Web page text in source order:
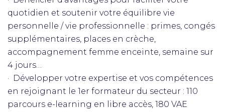
quotidien et soutenir votre équilibre vie
personnelle / vie professionnelle : primes, congés
supplémentaires, places en crèche,
accompagnement femme enceinte, semaine sur
4 jours…
· Développer votre expertise et vos compétences
en rejoignant le 1er formateur du secteur : 110
parcours e-learning en libre accès, 180 VAE